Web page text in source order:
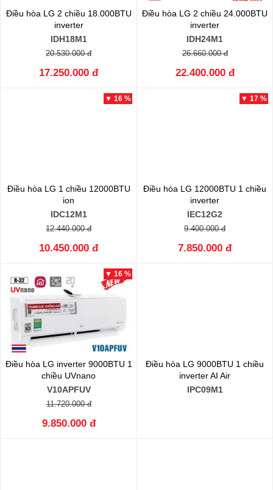
Điều hòa LG 2 chiều 18.000BTU
inverter
IDH18M1
20.530.000 đ
17.250.000 đ
Điều hòa LG 2 chiều 24.000BTU
inverter
IDH24M1
26.660.000 đ
22.400.000 đ
▼ 16 %
Điều hòa LG 1 chiều 12000BTU
ion
IDC12M1
12.440.000 đ
10.450.000 đ
▼ 17 %
Điều hòa LG 12000BTU 1 chiều
inverter
IEC12G2
9.400.000 đ
7.850.000 đ
▼ 16 %
Điều hòa LG inverter 9000BTU 1
chiều UVnano
V10APFUV
11.720.000 đ
9.850.000 đ
Điều hòa LG 9000BTU 1 chiều
inverter AI Air
IPC09M1